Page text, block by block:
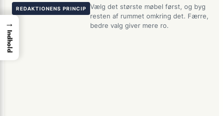
REDAKTIONENS PRINCIP
Vælg det største møbel først, og byg
resten af rummet omkring det. Færre,
bedre valg giver mere ro.
→
Indhold